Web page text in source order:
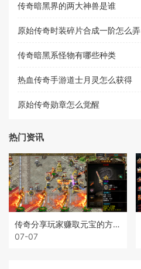
传奇暗黑界的两大神兽是谁
原始传奇时装碎片合成一阶怎么弄
传奇暗黑系怪物有哪些种类
热血传奇手游道士月灵怎么获得
原始传奇勋章怎么觉醒
热门资讯
传奇分享玩家赚取元宝的方法
07-07